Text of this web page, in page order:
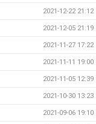
2021-12-22 21:12
2021-12-05 21:19
2021-11-27 17:22
2021-11-11 19:00
2021-11-05 12:39
2021-10-30 13:23
2021-09-06 19:10